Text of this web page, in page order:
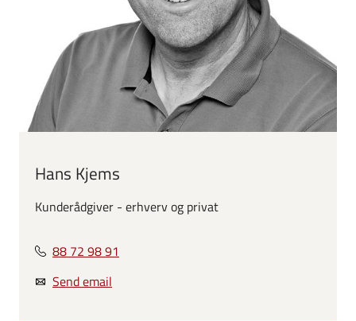
Hans Kjems
Kunderådgiver - erhverv og privat
88 72 98 91
Send email